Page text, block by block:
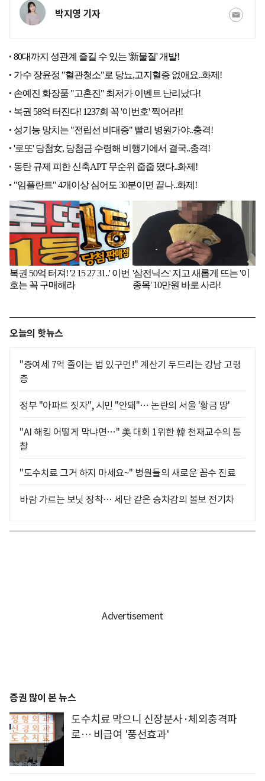
박지영 기자
오늘의 핫뉴스
"증여세 7억 줄이는 법 있구먼!" 계산기 두드리는 강남 고령
층
정부 "아파트 짓자", 시민 "안돼"… 논란의 서울 '황금 땅'
"AI 해킹 어떻게 막냐면…" 美 대회 1위한 韓 천재교수의 통
찰
"도수치료 그거 하지 마세요~" 병원들의 새로운 꼼수 진료
바람 가르는 보닛 장착… 세단 같은 승차감의 볼보 전기차
증권 많이 본 뉴스
도수치료 막으니 신장분사·체외충격파
로… 비급여 '풍선효과'